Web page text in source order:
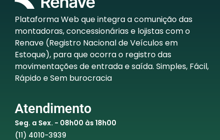
Plataforma Web que integra a comunição das
montadoras, concessionárias e lojistas com o
Renave (Registro Nacional de Veículos em
Estoque), para que ocorra o registro das
movimentações de entrada e saída. Simples, Fácil,
Rápido e Sem burocracia
Atendimento
Seg. a Sex. - 08h00 às 18h00
(11) 4010-3939